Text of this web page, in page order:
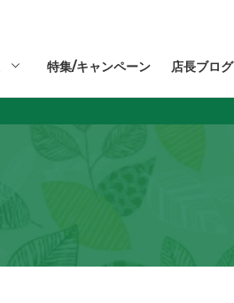
特集/キャンペーン 店長ブログ